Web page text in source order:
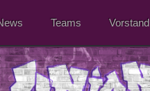
Teams Vorstand